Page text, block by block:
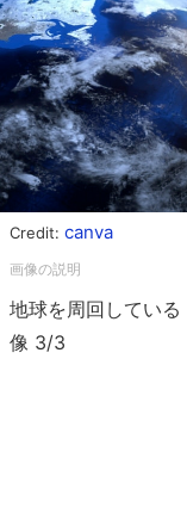
Credit: canva
地球を周回してい
像 3/3